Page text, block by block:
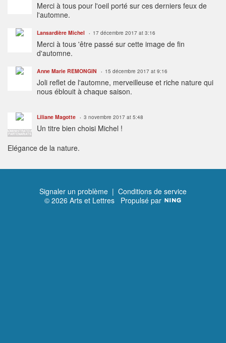
Merci à tous pour l'oeil porté sur ces derniers feux de
l'automne.
Lansardière Michel 17 décembre 2017 at 3:16
Merci à tous 'être passé sur cette image de fin
d'automne.
Anne Marie REMONGIN 15 décembre 2017 at 9:16
Joli reflet de l'automne, merveilleuse et riche nature qui
nous éblouit à chaque saison.
ADMINISTRATEUR
PARTENARIATS
Liliane Magotte 3 novembre 2017 at 5:48
Un titre bien choisi Michel !
Elégance de la nature.
Signaler un problème | Conditions de service
© 2026 Arts et Lettres Propulsé par